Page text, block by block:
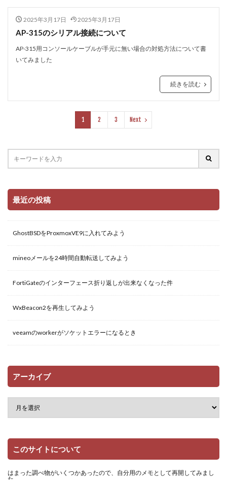
2025年3月17日 2025年3月17日
AP-315のシリアル接続について
AP-315用コンソールケーブルが手元に無い場合の対処方法について書
いてみました
続きを読む
1 2 3 Next
最近の投稿
GhostBSDをProxmoxVE9に入れてみよう
mineoメールを24時間自動転送してみよう
FortiGateのインターフェース折り返しが出来なくなった件
WxBeacon2を再生してみよう
veeamのworkerがソケットエラーになるとき
アーカイブ
このサイトについて
はまった調べ物がいくつかあったので、自分用のメモとして再開してみまし